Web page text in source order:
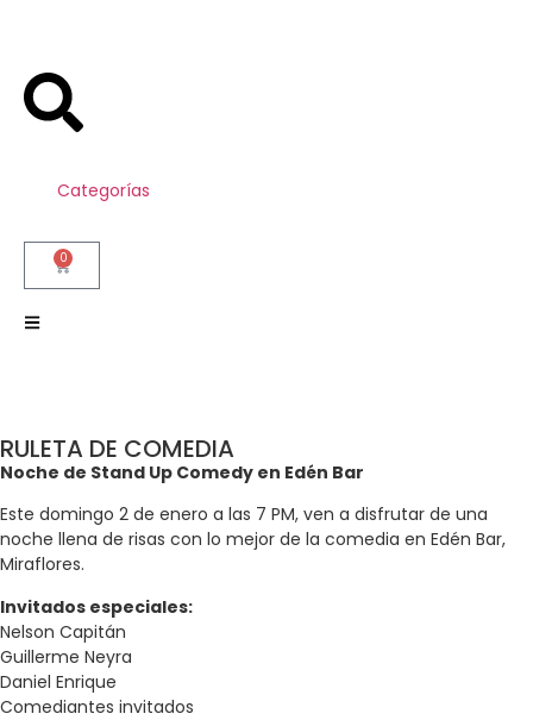
Categorías
0
RULETA DE COMEDIA
Noche de Stand Up Comedy en Edén Bar
Este domingo 2 de enero a las 7 PM, ven a disfrutar de una
noche llena de risas con lo mejor de la comedia en Edén Bar,
Miraflores.
Invitados especiales:
Nelson Capitán
Guillerme Neyra
Daniel Enrique
Comediantes invitados